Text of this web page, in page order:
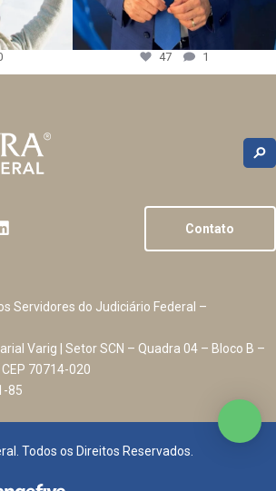
47 1
Contato
Servidores do Judiciário Federal –
Varig | Setor SCN – Quadra 04 – Bloco B –
70714-020
85
Todos os Direitos Reservados.